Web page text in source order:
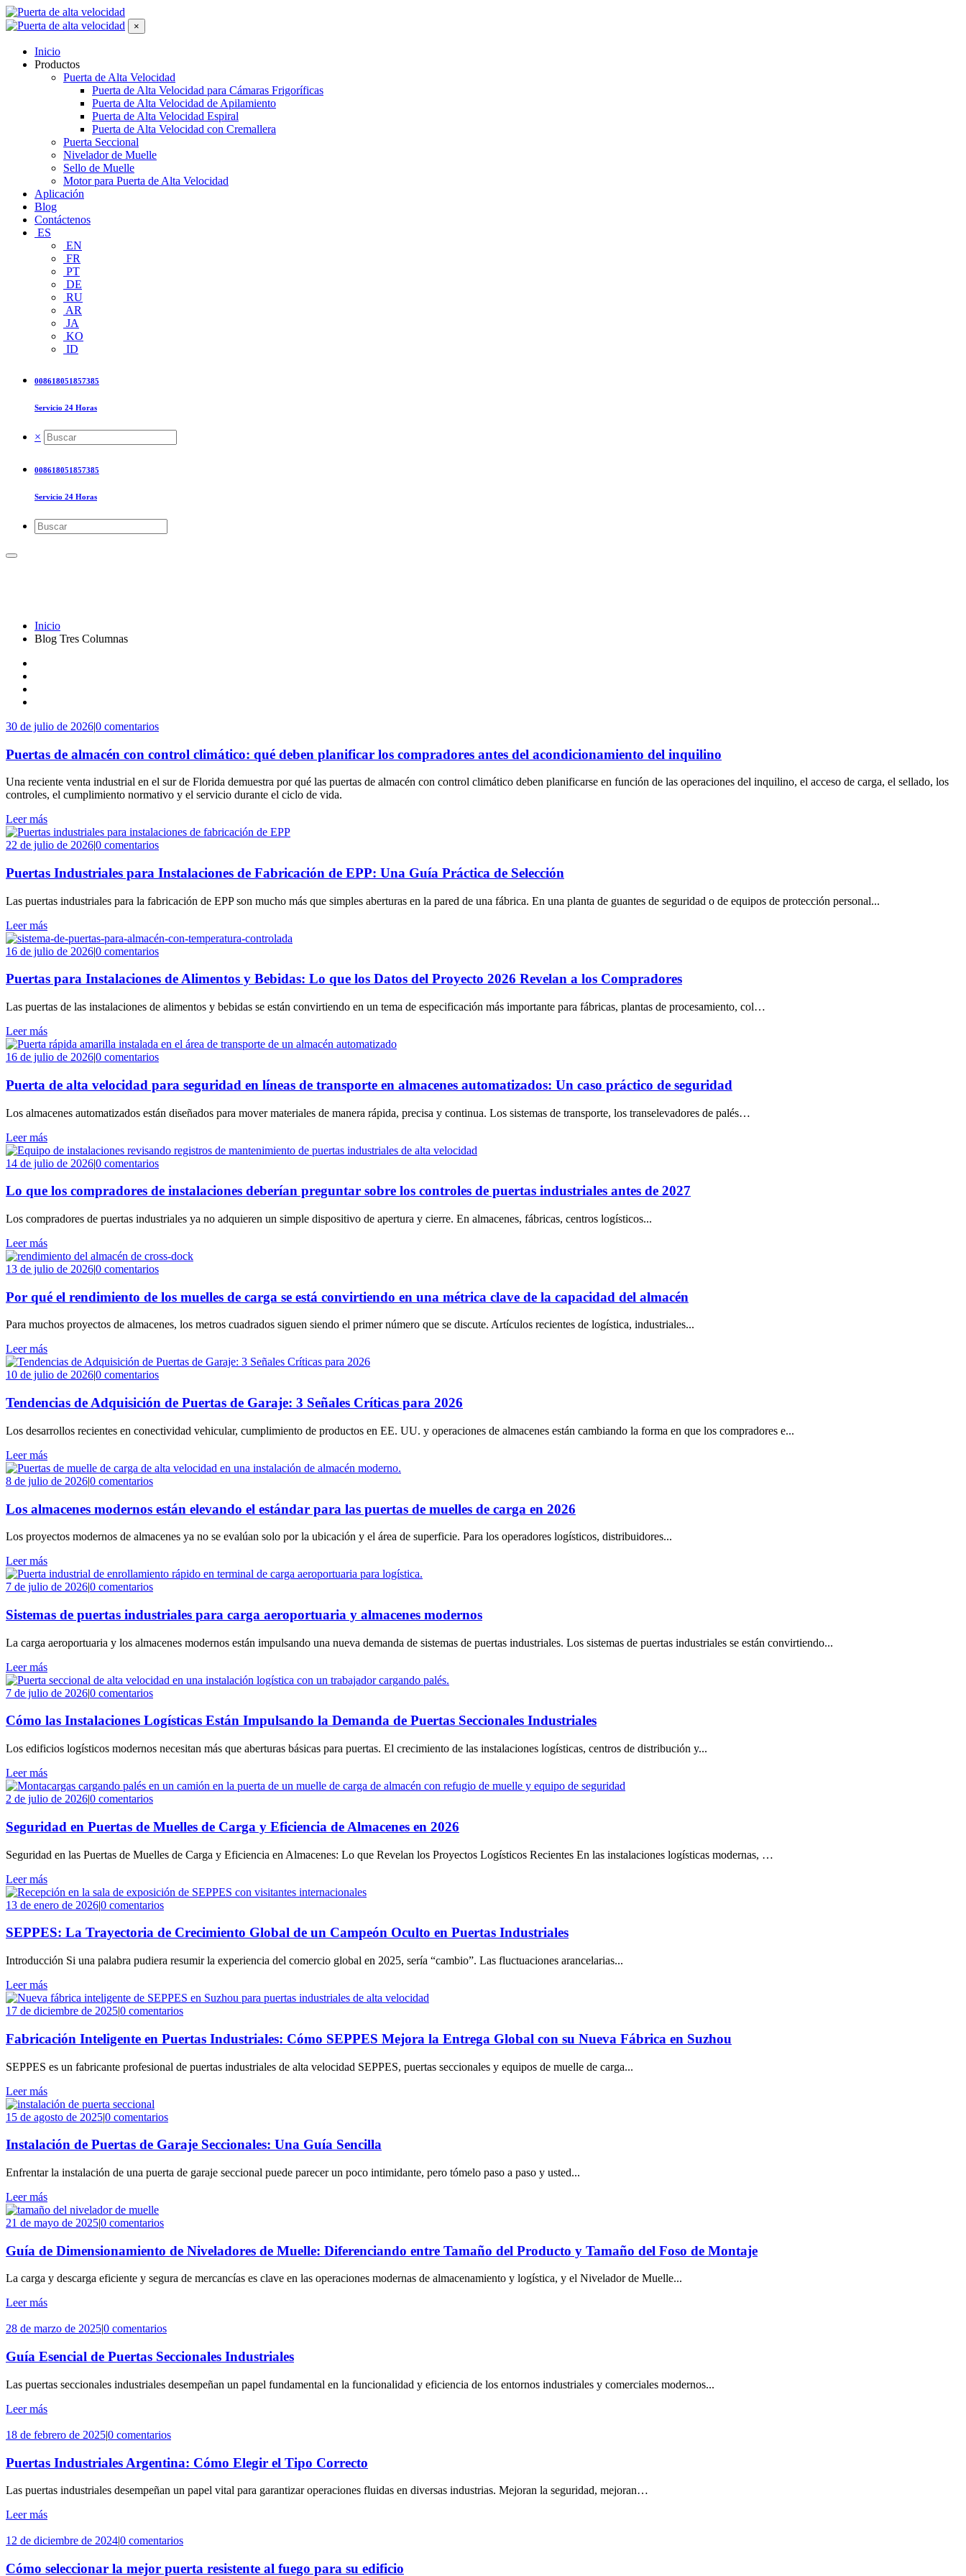
×
Inicio
Productos
Puerta de Alta Velocidad
Puerta de Alta Velocidad para Cámaras Frigoríficas
Puerta de Alta Velocidad de Apilamiento
Puerta de Alta Velocidad Espiral
Puerta de Alta Velocidad con Cremallera
Puerta Seccional
Nivelador de Muelle
Sello de Muelle
Motor para Puerta de Alta Velocidad
Aplicación
Blog
Contáctenos
ES
EN
FR
PT
DE
RU
AR
JA
KO
ID
008618051857385
Servicio 24 Horas
×
008618051857385
Servicio 24 Horas
Inicio
Blog Tres Columnas
30 de julio de 2026|0 comentarios
Puertas de almacén con control climático: qué deben planificar los compradores antes del acondicionamiento del inquilino
Una reciente venta industrial en el sur de Florida demuestra por qué las puertas de almacén con control climático deben planificarse en función de las operaciones del inquilino, el acceso de carga, el sellado, los
controles, el cumplimiento normativo y el servicio durante el ciclo de vida.
Leer más
22 de julio de 2026|0 comentarios
Puertas Industriales para Instalaciones de Fabricación de EPP: Una Guía Práctica de Selección
Las puertas industriales para la fabricación de EPP son mucho más que simples aberturas en la pared de una fábrica. En una planta de guantes de seguridad o de equipos de protección personal...
Leer más
16 de julio de 2026|0 comentarios
Puertas para Instalaciones de Alimentos y Bebidas: Lo que los Datos del Proyecto 2026 Revelan a los Compradores
Las puertas de las instalaciones de alimentos y bebidas se están convirtiendo en un tema de especificación más importante para fábricas, plantas de procesamiento, col…
Leer más
16 de julio de 2026|0 comentarios
Puerta de alta velocidad para seguridad en líneas de transporte en almacenes automatizados: Un caso práctico de seguridad
Los almacenes automatizados están diseñados para mover materiales de manera rápida, precisa y continua. Los sistemas de transporte, los transelevadores de palés…
Leer más
14 de julio de 2026|0 comentarios
Lo que los compradores de instalaciones deberían preguntar sobre los controles de puertas industriales antes de 2027
Los compradores de puertas industriales ya no adquieren un simple dispositivo de apertura y cierre. En almacenes, fábricas, centros logísticos...
Leer más
13 de julio de 2026|0 comentarios
Por qué el rendimiento de los muelles de carga se está convirtiendo en una métrica clave de la capacidad del almacén
Para muchos proyectos de almacenes, los metros cuadrados siguen siendo el primer número que se discute. Artículos recientes de logística, industriales...
Leer más
10 de julio de 2026|0 comentarios
Tendencias de Adquisición de Puertas de Garaje: 3 Señales Críticas para 2026
Los desarrollos recientes en conectividad vehicular, cumplimiento de productos en EE. UU. y operaciones de almacenes están cambiando la forma en que los compradores e...
Leer más
8 de julio de 2026|0 comentarios
Los almacenes modernos están elevando el estándar para las puertas de muelles de carga en 2026
Los proyectos modernos de almacenes ya no se evalúan solo por la ubicación y el área de superficie. Para los operadores logísticos, distribuidores...
Leer más
7 de julio de 2026|0 comentarios
Sistemas de puertas industriales para carga aeroportuaria y almacenes modernos
La carga aeroportuaria y los almacenes modernos están impulsando una nueva demanda de sistemas de puertas industriales. Los sistemas de puertas industriales se están convirtiendo...
Leer más
7 de julio de 2026|0 comentarios
Cómo las Instalaciones Logísticas Están Impulsando la Demanda de Puertas Seccionales Industriales
Los edificios logísticos modernos necesitan más que aberturas básicas para puertas. El crecimiento de las instalaciones logísticas, centros de distribución y...
Leer más
2 de julio de 2026|0 comentarios
Seguridad en Puertas de Muelles de Carga y Eficiencia de Almacenes en 2026
Seguridad en las Puertas de Muelles de Carga y Eficiencia en Almacenes: Lo que Revelan los Proyectos Logísticos Recientes En las instalaciones logísticas modernas, …
Leer más
13 de enero de 2026|0 comentarios
SEPPES: La Trayectoria de Crecimiento Global de un Campeón Oculto en Puertas Industriales
Introducción Si una palabra pudiera resumir la experiencia del comercio global en 2025, sería “cambio”. Las fluctuaciones arancelarias...
Leer más
17 de diciembre de 2025|0 comentarios
Fabricación Inteligente en Puertas Industriales: Cómo SEPPES Mejora la Entrega Global con su Nueva Fábrica en Suzhou
SEPPES es un fabricante profesional de puertas industriales de alta velocidad SEPPES, puertas seccionales y equipos de muelle de carga...
Leer más
15 de agosto de 2025|0 comentarios
Instalación de Puertas de Garaje Seccionales: Una Guía Sencilla
Enfrentar la instalación de una puerta de garaje seccional puede parecer un poco intimidante, pero tómelo paso a paso y usted...
Leer más
21 de mayo de 2025|0 comentarios
Guía de Dimensionamiento de Niveladores de Muelle: Diferenciando entre Tamaño del Producto y Tamaño del Foso de Montaje
La carga y descarga eficiente y segura de mercancías es clave en las operaciones modernas de almacenamiento y logística, y el Nivelador de Muelle...
Leer más
28 de marzo de 2025|0 comentarios
Guía Esencial de Puertas Seccionales Industriales
Las puertas seccionales industriales desempeñan un papel fundamental en la funcionalidad y eficiencia de los entornos industriales y comerciales modernos...
Leer más
18 de febrero de 2025|0 comentarios
Puertas Industriales Argentina: Cómo Elegir el Tipo Correcto
Las puertas industriales desempeñan un papel vital para garantizar operaciones fluidas en diversas industrias. Mejoran la seguridad, mejoran…
Leer más
12 de diciembre de 2024|0 comentarios
Cómo seleccionar la mejor puerta resistente al fuego para su edificio